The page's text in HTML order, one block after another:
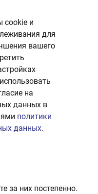
cookie и
для
вашего
на
данных в
политики
данных.
за них постепенно.